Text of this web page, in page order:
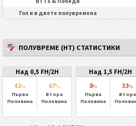
Гол и в двете полувремена
ПОЛУВРЕМЕ (HT) СТАТИСТИКИ
Над 0,5 FH/2H
42%
Първа
Половина
67%
Втора
Половина
Над 1,5 FH/2H
8%
Първа
Половина
33%
Втора